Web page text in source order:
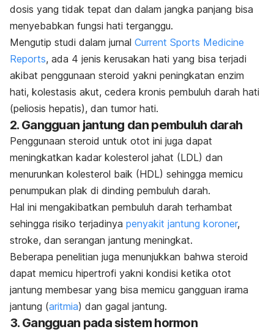
dosis yang tidak tepat dan dalam jangka panjang bisa
menyebabkan fungsi hati terganggu.
Mengutip studi dalam jurnal Current Sports Medicine
Reports, ada 4 jenis kerusakan hati yang bisa terjadi
akibat penggunaan steroid yakni peningkatan enzim
hati, kolestasis akut, cedera kronis pembuluh darah hati
(peliosis hepatis), dan tumor hati.
2. Gangguan jantung dan pembuluh darah
Penggunaan steroid untuk otot ini juga dapat
meningkatkan kadar kolesterol jahat (LDL) dan
menurunkan kolesterol baik (HDL) sehingga memicu
penumpukan plak di dinding pembuluh darah.
Hal ini mengakibatkan pembuluh darah terhambat
sehingga risiko terjadinya penyakit jantung koroner,
stroke, dan serangan jantung meningkat.
Beberapa penelitian juga menunjukkan bahwa steroid
dapat memicu hipertrofi yakni kondisi ketika otot
jantung membesar yang bisa memicu gangguan irama
jantung (aritmia) dan gagal jantung.
3. Gangguan pada sistem hormon